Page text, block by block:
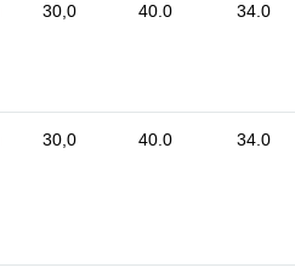
30,0 40.0 34.0
30,0 40.0 34.0